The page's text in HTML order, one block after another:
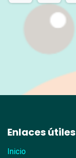
Enlaces útiles
Inicio